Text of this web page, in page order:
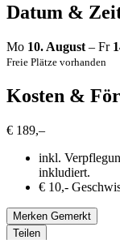
Datum &
Mo 10. August – Fr
Freie Plätze vorhanden
Kosten &
€ 189,–
inkl.
inkludiert.
€ 10,-
Merken Gemerkt
Teilen